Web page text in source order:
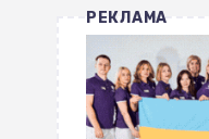
РЕКЛАМА